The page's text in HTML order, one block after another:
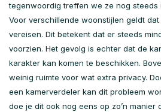
tegenwoordig treffen we ze nog steeds
Voor verschillende woonstijlen geldt
vereisen. Dit betekent dat er steeds
voorzien. Het gevolg is echter dat de
karakter kan komen te beschikken.
weinig ruimte voor wat extra privacy.
een kamerverdeler kan dit probleem
doe je dit ook nog eens op zo’n manier